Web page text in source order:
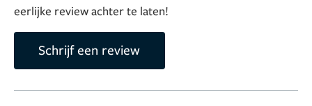
eerlijke review achter te laten!
Schrijf een review